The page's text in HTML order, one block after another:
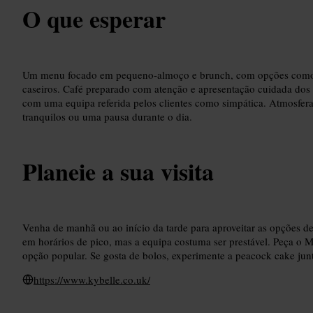
O que esperar
Um menu focado em pequeno-almoço e brunch, com opções
caseiros. Café preparado com atenção e apresentação cuidada
com uma equipa referida pelos clientes como simpática.
tranquilos ou uma pausa durante o dia.
Planeie a sua visita
Venha de manhã ou ao início da tarde para aproveitar as opções
em horários de pico, mas a equipa costuma ser prestável. Peça o
opção popular. Se gosta de bolos, experimente a peacock cake
https://www.kybelle.co.uk/